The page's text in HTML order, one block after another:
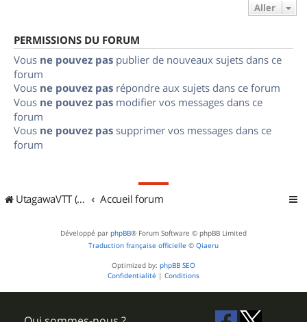
Aller
PERMISSIONS DU FORUM
Vous ne pouvez pas publier de nouveaux sujets dans ce
forum
Vous ne pouvez pas répondre aux sujets dans ce forum
Vous ne pouvez pas modifier vos messages dans ce
forum
Vous ne pouvez pas supprimer vos messages dans ce
forum
UtagawaVTT (Randos VTT et VTTAE avec traces GPS) Accueil forum
Développé par phpBB® Forum Software © phpBB Limited
Traduction française officielle © Qiaeru
Optimized by: phpBB SEO
Confidentialité | Conditions